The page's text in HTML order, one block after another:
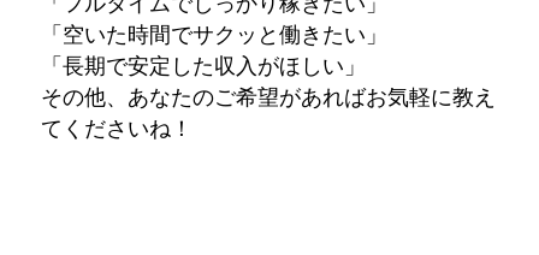
「空いた時間でサクッと働きたい」
「長期で安定した収入がほしい」
その他、あなたのご希望があればお気軽に教え
てくださいね！